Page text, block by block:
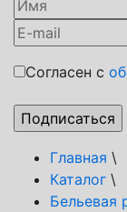
Согласен с
Главная \
Каталог \
Бельевая